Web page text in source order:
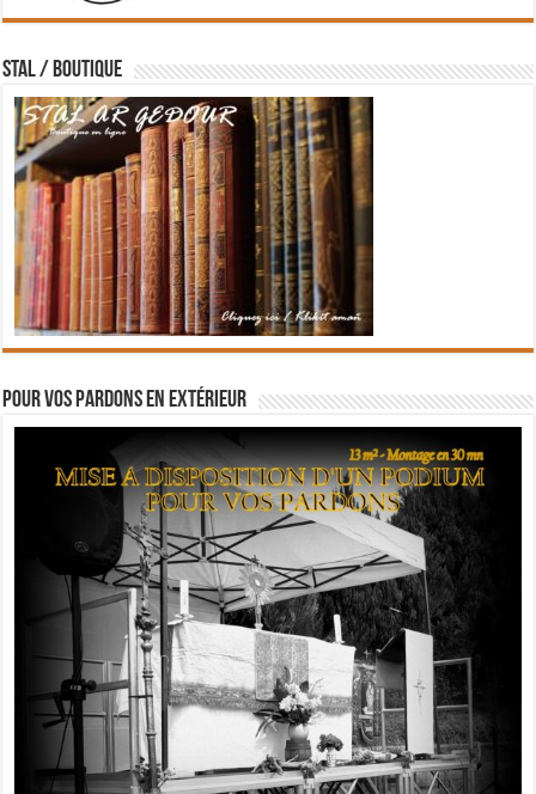
STAL / BOUTIQUE
Pour vos pardons en extérieur